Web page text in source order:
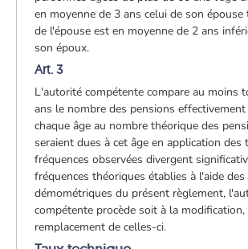
en moyenne de 3 ans celui de son épouse
de l'épouse est en moyenne de 2 ans
son époux.
Art. 3
L'autorité compétente compare au moins
ans le nombre des pensions effectivement
chaque âge au nombre théorique des
seraient dues à cet âge en application des
fréquences observées divergent
fréquences théoriques établies à l'aide des
démométriques du présent règlement,
compétente procède soit à la modification,
remplacement de celles-ci.